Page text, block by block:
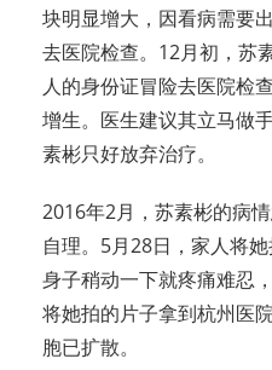
块明显增大，因看病需要
去医院检查。12月初，苏
人的身份证冒险去医院检
增生。医生建议其立马做
素彬只好放弃治疗。
2016年2月，苏素彬的病
自理。5月28日，家人将
身子稍动一下就疼痛难忍
将她拍的片子拿到杭州医
胞已扩散。